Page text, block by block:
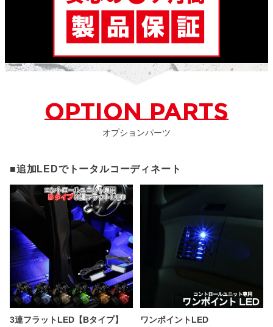
OPTION PARTS
オプションパーツ
■追加LEDでトータルコーディネート
3連フラットLED【Bタイプ】
ワンポイントLED